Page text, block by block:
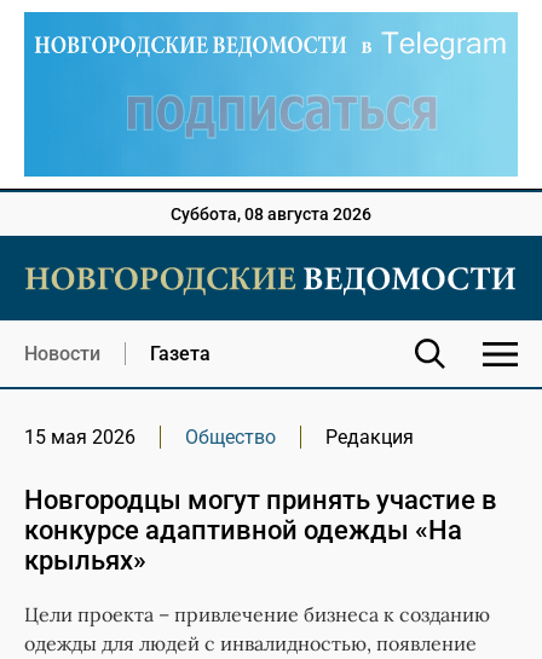
Суббота, 08 августа 2026
Новости Газета
15 мая 2026 Общество Редакция
Новгородцы могут принять участие в
конкурсе адаптивной одежды «На
крыльях»
Цели проекта – привлечение бизнеса к созданию
одежды для людей с инвалидностью, появление